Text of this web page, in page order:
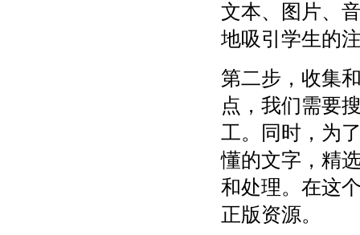
文本、图片、
地吸引学生的
第二步，收集
点，我们需要
工。同时，为
懂的文字，精
和处理。在这
正版资源。